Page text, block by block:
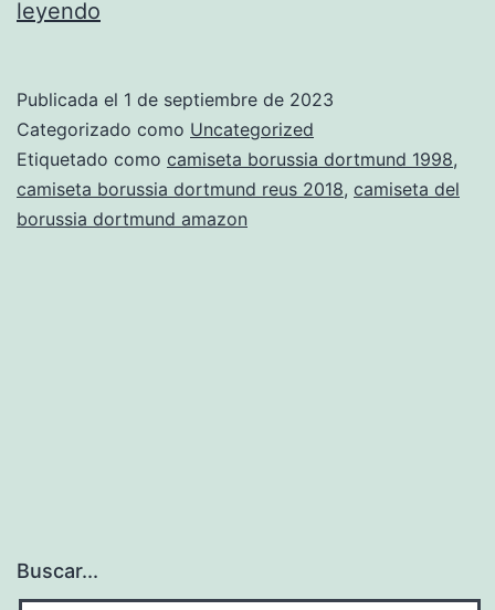
leyendo
dortmund
de
sergio
ramos
Publicada el 1 de septiembre de 2023
Categorizado como Uncategorized
Etiquetado como camiseta borussia dortmund 1998,
camiseta borussia dortmund reus 2018, camiseta del
borussia dortmund amazon
Buscar...